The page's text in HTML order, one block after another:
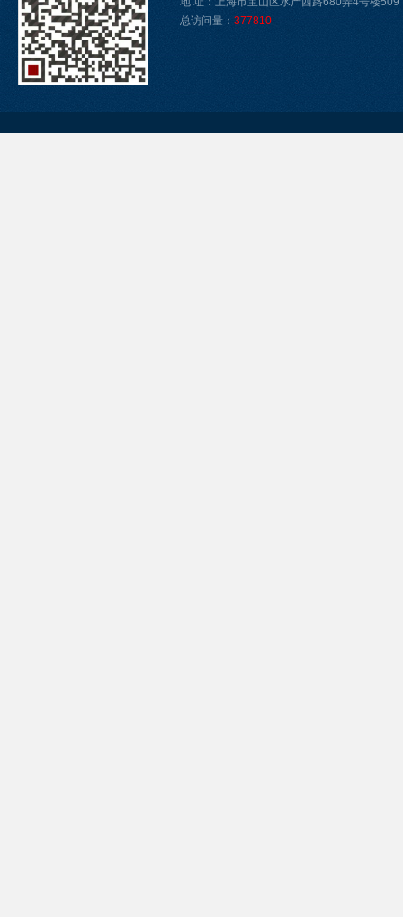
总访问量： 377810